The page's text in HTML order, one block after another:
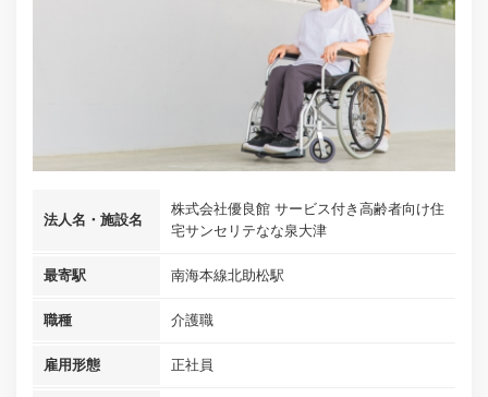
法人名・施設名
株式会社優良館 サービス付き高齢者向け住
宅サンセリテなな泉大津
最寄駅 南海本線北助松駅
職種 介護職
雇用形態 正社員